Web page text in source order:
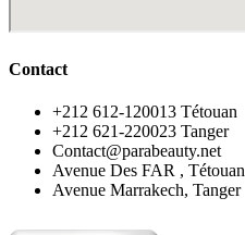
Contact
‪+212 612-120013 Tétouan
‪+212 621-220023 Tanger
Contact@parabeauty.net
Avenue Des FAR , Tétouan
Avenue Marrakech, Tanger